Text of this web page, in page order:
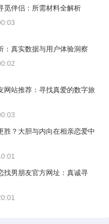
觅伴侣：所需材料全解析
：真实数据与用户体验洞察
网站推荐：寻找真爱的数字旅
胜？大胆与内向在相亲恋爱中
找男朋友官方网址：真诚寻